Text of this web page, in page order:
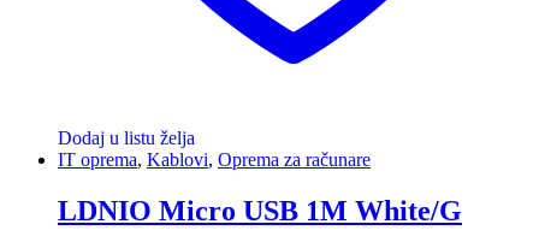
Dodaj u listu želja
IT oprema, Kablovi, Oprema za računare
LDNIO Micro USB 1M White/G